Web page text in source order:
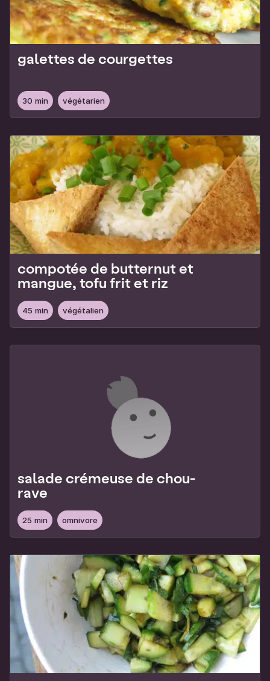
galettes de courgettes
30 min végétarien
compotée de butternut et
mangue, tofu frit et riz
45 min végétalien
salade crémeuse de chou-
rave
25 min omnivore